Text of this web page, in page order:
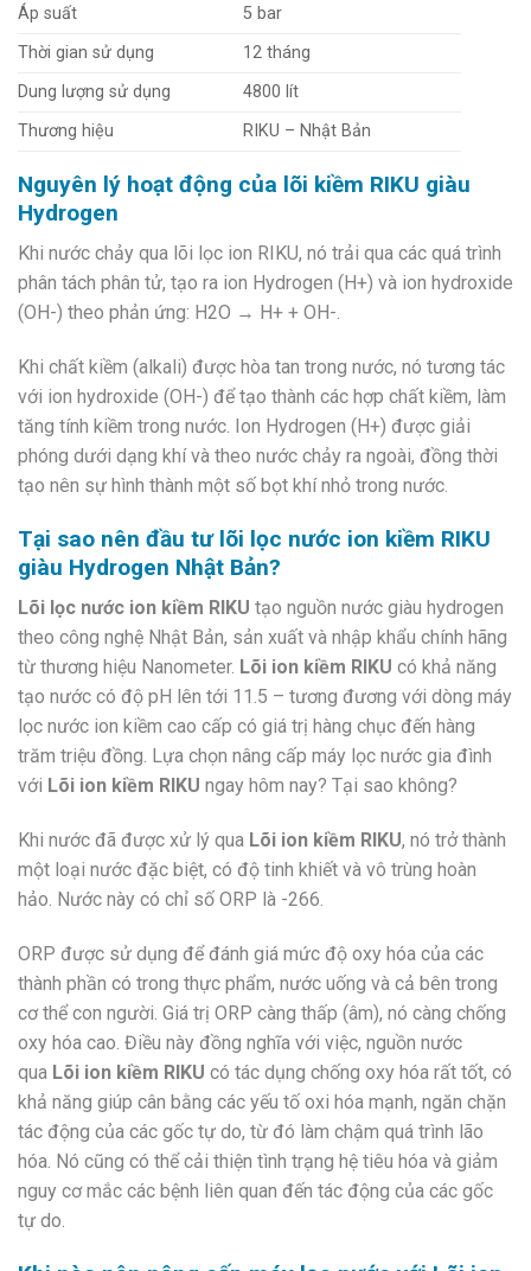
Áp suất
5 bar
Thời gian sử dụng
12 tháng
Dung lượng sử dụng
4800 lít
Thương hiệu
RIKU – Nhật Bản
Nguyên lý hoạt động của lõi kiềm RIKU giàu
Hydrogen
Khi nước chảy qua lõi lọc ion RIKU, nó trải qua các quá trình
phân tách phân tử, tạo ra ion Hydrogen (H+) và ion hydroxide
(OH-) theo phản ứng: H2O → H+ + OH-.
Khi chất kiềm (alkali) được hòa tan trong nước, nó tương tác
với ion hydroxide (OH-) để tạo thành các hợp chất kiềm, làm
tăng tính kiềm trong nước. Ion Hydrogen (H+) được giải
phóng dưới dạng khí và theo nước chảy ra ngoài, đồng thời
tạo nên sự hình thành một số bọt khí nhỏ trong nước.
Tại sao nên đầu tư lõi lọc nước ion kiềm RIKU
giàu Hydrogen Nhật Bản?
Lõi lọc nước ion kiềm RIKU tạo nguồn nước giàu hydrogen
theo công nghệ Nhật Bản, sản xuất và nhập khẩu chính hãng
từ thương hiệu Nanometer. Lõi ion kiềm RIKU có khả năng
tạo nước có độ pH lên tới 11.5 – tương đương với dòng máy
lọc nước ion kiềm cao cấp có giá trị hàng chục đến hàng
trăm triệu đồng. Lựa chọn nâng cấp máy lọc nước gia đình
với Lõi ion kiềm RIKU ngay hôm nay? Tại sao không?
Khi nước đã được xử lý qua Lõi ion kiềm RIKU, nó trở thành
một loại nước đặc biệt, có độ tinh khiết và vô trùng hoàn
hảo. Nước này có chỉ số ORP là -266.
ORP được sử dụng để đánh giá mức độ oxy hóa của các
thành phần có trong thực phẩm, nước uống và cả bên trong
cơ thể con người. Giá trị ORP càng thấp (âm), nó càng chống
oxy hóa cao. Điều này đồng nghĩa với việc, nguồn nước
qua Lõi ion kiềm RIKU có tác dụng chống oxy hóa rất tốt, có
khả năng giúp cân bằng các yếu tố oxi hóa mạnh, ngăn chặn
tác động của các gốc tự do, từ đó làm chậm quá trình lão
hóa. Nó cũng có thể cải thiện tình trạng hệ tiêu hóa và giảm
nguy cơ mắc các bệnh liên quan đến tác động của các gốc
tự do.